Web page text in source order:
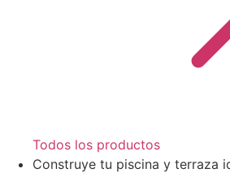
Todos los productos
Construye tu piscina y terraza